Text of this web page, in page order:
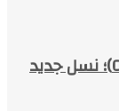
معرفی کرکره فولادی اوکر (OKER)؛ نسل جدید